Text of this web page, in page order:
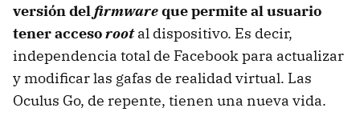
versión delfirmwareque permite al usuario
tener accesorootal dispositivo. Es decir,
independencia total de Facebook para actualizar
y modificar las gafas de realidad virtual. Las
Oculus Go, de repente, tienen una nueva vida.